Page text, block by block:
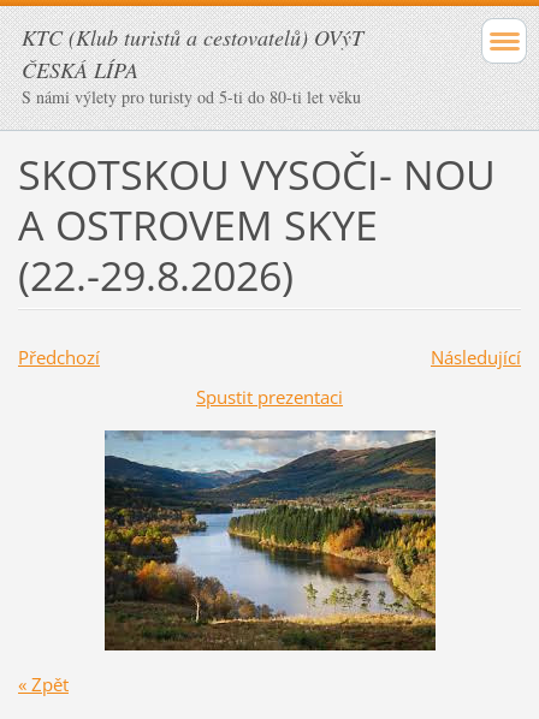
KTC (Klub turistů a cestovatelů) OVýT
ČESKÁ LÍPA
S námi výlety pro turisty od 5-ti do 80-ti let věku
SKOTSKOU VYSOČI- NOU
A OSTROVEM SKYE
(22.-29.8.2026)
Předchozí
Následující
Spustit prezentaci
« Zpět